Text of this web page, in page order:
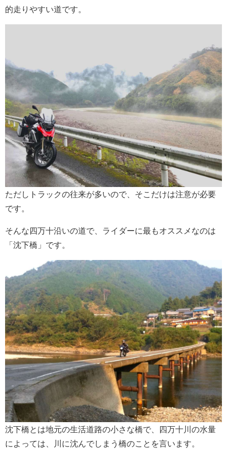
的走りやすい道です。
ただしトラックの往来が多いので、そこだけは注意が必要
です。
そんな四万十沿いの道で、ライダーに最もオススメなのは
「沈下橋」です。
沈下橋とは地元の生活道路の小さな橋で、四万十川の水量
によっては、川に沈んでしまう橋のことを言います。